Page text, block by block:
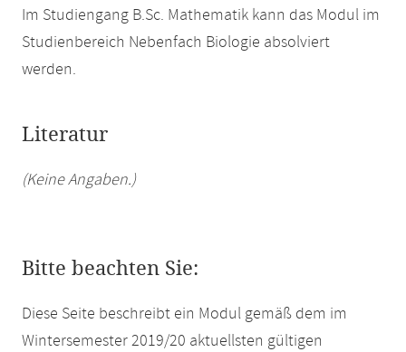
Im Studiengang B.Sc. Mathematik kann das Modul im
Studienbereich Nebenfach Biologie absolviert
werden.
Literatur
(Keine Angaben.)
Bitte beachten Sie:
Diese Seite beschreibt ein Modul gemäß dem im
Wintersemester 2019/20 aktuellsten gültigen